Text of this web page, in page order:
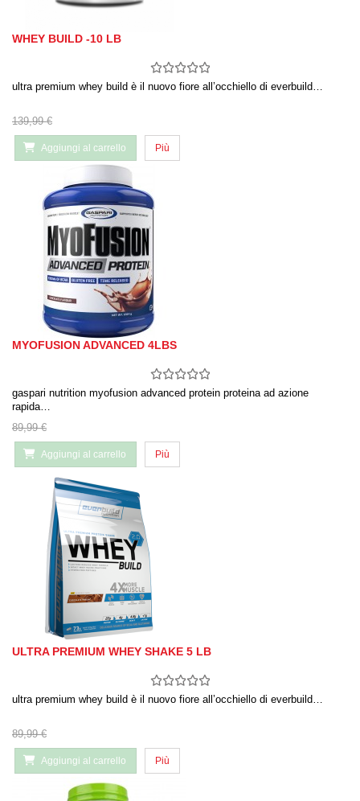
WHEY BUILD -10 LB
ultra premium whey build è il nuovo fiore all’occhiello di everbuild…
139,99 €
Aggiungi al carrello Più
MYOFUSION ADVANCED 4LBS
gaspari nutrition myofusion advanced protein proteina ad azione
rapida…
89,99 €
Aggiungi al carrello Più
ULTRA PREMIUM WHEY SHAKE 5 LB
ultra premium whey build è il nuovo fiore all’occhiello di everbuild…
89,99 €
Aggiungi al carrello Più